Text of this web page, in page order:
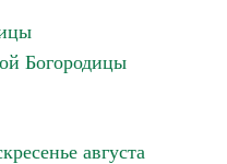
Богородицы
августа